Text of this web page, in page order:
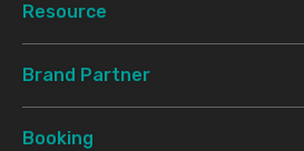
Resource
Brand Partner
Booking